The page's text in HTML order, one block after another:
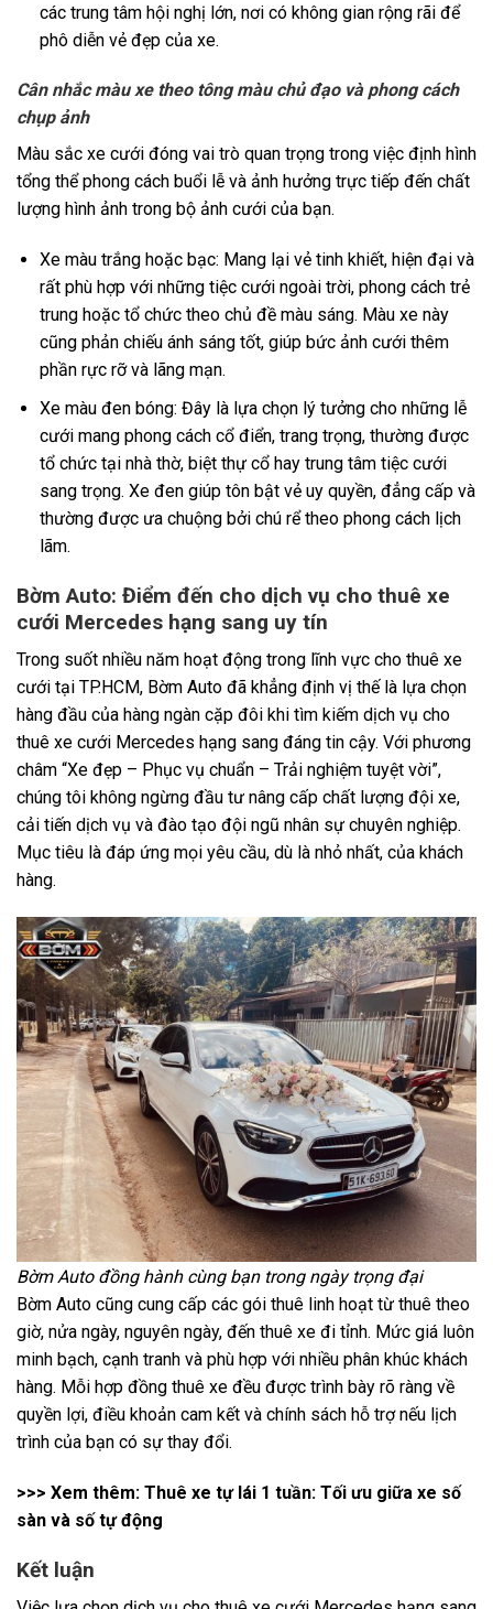
các trung tâm hội nghị lớn, nơi có không gian rộng rãi để
phô diễn vẻ đẹp của xe.
Cân nhắc màu xe theo tông màu chủ đạo và phong cách
chụp ảnh
Màu sắc xe cưới đóng vai trò quan trọng trong việc định hình
tổng thể phong cách buổi lễ và ảnh hưởng trực tiếp đến chất
lượng hình ảnh trong bộ ảnh cưới của bạn.
Xe màu trắng hoặc bạc: Mang lại vẻ tinh khiết, hiện đại và
rất phù hợp với những tiệc cưới ngoài trời, phong cách trẻ
trung hoặc tổ chức theo chủ đề màu sáng. Màu xe này
cũng phản chiếu ánh sáng tốt, giúp bức ảnh cưới thêm
phần rực rỡ và lãng mạn.
Xe màu đen bóng: Đây là lựa chọn lý tưởng cho những lễ
cưới mang phong cách cổ điển, trang trọng, thường được
tổ chức tại nhà thờ, biệt thự cổ hay trung tâm tiệc cưới
sang trọng. Xe đen giúp tôn bật vẻ uy quyền, đẳng cấp và
thường được ưa chuộng bởi chú rể theo phong cách lịch
lãm.
Bờm Auto: Điểm đến cho dịch vụ cho thuê xe
cưới Mercedes hạng sang uy tín
Trong suốt nhiều năm hoạt động trong lĩnh vực cho thuê xe
cưới tại TP.HCM, Bờm Auto đã khẳng định vị thế là lựa chọn
hàng đầu của hàng ngàn cặp đôi khi tìm kiếm dịch vụ cho
thuê xe cưới Mercedes hạng sang đáng tin cậy. Với phương
châm “Xe đẹp – Phục vụ chuẩn – Trải nghiệm tuyệt vời”,
chúng tôi không ngừng đầu tư nâng cấp chất lượng đội xe,
cải tiến dịch vụ và đào tạo đội ngũ nhân sự chuyên nghiệp.
Mục tiêu là đáp ứng mọi yêu cầu, dù là nhỏ nhất, của khách
hàng.
Bờm Auto đồng hành cùng bạn trong ngày trọng đại
Bờm Auto cũng cung cấp các gói thuê linh hoạt từ thuê theo
giờ, nửa ngày, nguyên ngày, đến thuê xe đi tỉnh. Mức giá luôn
minh bạch, cạnh tranh và phù hợp với nhiều phân khúc khách
hàng. Mỗi hợp đồng thuê xe đều được trình bày rõ ràng về
quyền lợi, điều khoản cam kết và chính sách hỗ trợ nếu lịch
trình của bạn có sự thay đổi.
>>> Xem thêm: Thuê xe tự lái 1 tuần: Tối ưu giữa xe số
sàn và số tự động
Kết luận